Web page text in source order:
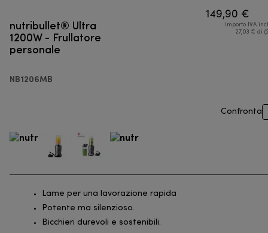
nutribullet® Ultra
1200W - Frullatore
personale
NB1206MB
149,90 €
Importo IVA
27,03 € di
Confronta
Lame per una lavorazione rapida
Potente ma silenzioso.
Bicchieri durevoli e sostenibili.